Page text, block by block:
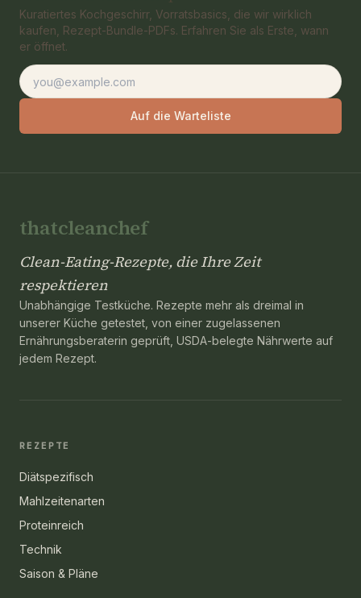
Kuratiertes Kochgeschirr, Vorratsbasics, die wir wirklich
kaufen, Rezept-Bundle-PDFs. Erfahren Sie als Erste, wann
er öffnet.
E-Mail-Adresse
Auf die Warteliste
thatcleanchef
Clean-Eating-Rezepte, die Ihre Zeit
respektieren
Unabhängige Testküche. Rezepte mehr als dreimal in
unserer Küche getestet, von einer zugelassenen
Ernährungsberaterin geprüft, USDA-belegte Nährwerte auf
jedem Rezept.
REZEPTE
Diätspezifisch
Mahlzeitenarten
Proteinreich
Technik
Saison & Pläne